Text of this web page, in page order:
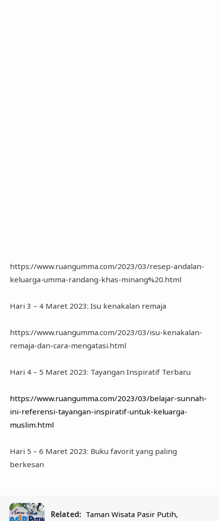
https://www.ruangumma.com/2023/03/resep-andalan-
keluarga-umma-randang-khas-minang%20.html
Hari 3 – 4 Maret 2023: Isu kenakalan remaja
https://www.ruangumma.com/2023/03/isu-kenakalan-
remaja-dan-cara-mengatasi.html
Hari 4 – 5 Maret 2023: Tayangan Inspiratif Terbaru
https://www.ruangumma.com/2023/03/belajar-sunnah-
ini-referensi-tayangan-inspiratif-untuk-keluarga-
muslim.html
Hari 5 – 6 Maret 2023: Buku favorit yang paling
berkesan
Related: Taman Wisata Pasir Putih,